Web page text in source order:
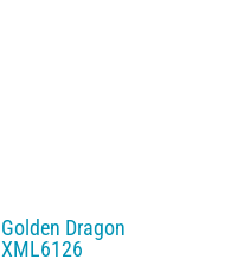
Golden Dragon
XML6126